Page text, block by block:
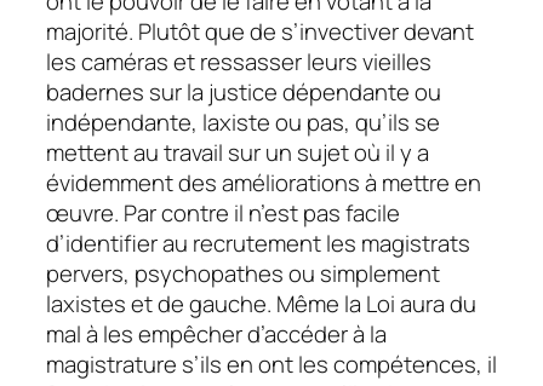
majorité. Plutôt que de s’invectiver devant
les caméras et ressasser leurs vieilles
badernes sur la justice dépendante ou
indépendante, laxiste ou pas, qu’ils se
mettent au travail sur un sujet où il y a
évidemment des améliorations à mettre en
œuvre. Par contre il n’est pas facile
d’identifier au recrutement les magistrats
pervers, psychopathesou simplement
laxistes et de gauche. Même la Loi aura du
mal à les empêcher d’accéder à la
magistrature s’ils en ont les compétences, il